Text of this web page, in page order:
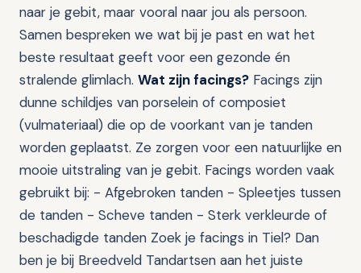
naar je gebit, maar vooral naar jou als persoon.
Samen bespreken we wat bij je past en wat het
beste resultaat geeft voor een gezonde én
stralende glimlach. Wat zijn facings? Facings zijn
dunne schildjes van porselein of composiet
(vulmateriaal) die op de voorkant van je tanden
worden geplaatst. Ze zorgen voor een natuurlijke en
mooie uitstraling van je gebit. Facings worden vaak
gebruikt bij: - Afgebroken tanden - Spleetjes tussen
de tanden - Scheve tanden - Sterk verkleurde of
beschadigde tanden Zoek je facings in Tiel? Dan
ben je bij Breedveld Tandartsen aan het juiste